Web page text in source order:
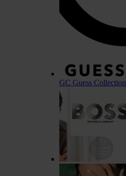
GC Guess Collection